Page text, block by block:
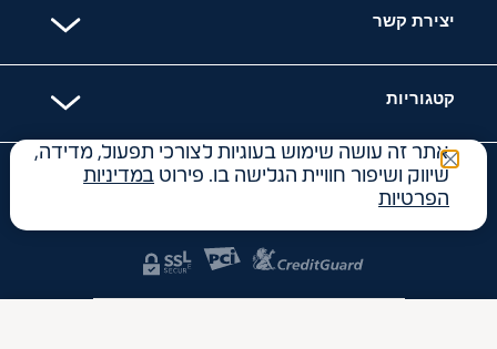
יצירת קשר
קטגוריות
האתר מאובטח עם
אתר זה עושה שימוש בעוגיות לצורכי תפעול, מדידה,
שיווק ושיפור חוויית הגלישה בו. פירוט במדיניות
הפרטיות